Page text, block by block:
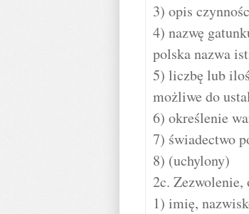
3) opis
4) nazwę
polska nazwa
5) liczbę lub
możliwe do
6) określenie
7) świadectwo
8) (uchylony)
2c. Zezwolenie,
1) imię,